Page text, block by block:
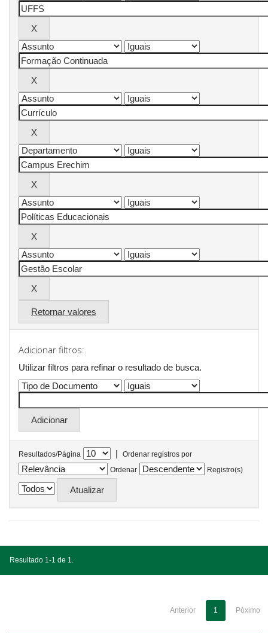
Retornar valores
Adicionar filtros:
Utilizar filtros para refinar o resultado de busca.
Resultados/Página |
Ordenar registros por
Ordenar
Registro(s)
Resultado 1-1 de 1.
Anterior 1 Póximo